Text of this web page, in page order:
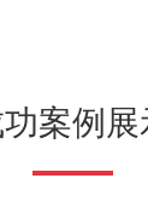
案例展